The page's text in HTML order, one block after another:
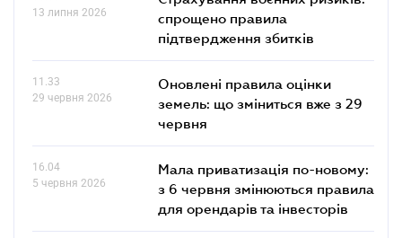
13 липня 2026
спрощено правила
підтвердження збитків
11.33
29 червня 2026
Оновлені правила оцінки
земель: що зміниться вже з 29
червня
16.04
5 червня 2026
Мала приватизація по-новому:
з 6 червня змінюються правила
для орендарів та інвесторів